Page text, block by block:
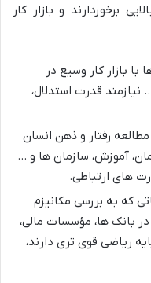
برخوردارند و بازار کار
با بازار کار وسیع در
قدرت استدلال،
رفتار و ذهن انسان
آموزش، سازمان ها و …
های ارتباطی.
که به بررسی مکانیزم
در بانک ها، مؤسسات مالی،
ریاضی قوی تری دارند،